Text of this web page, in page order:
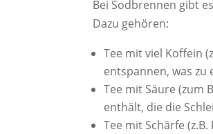
Bei Sodbrennen gibt
Dazu gehören:
Tee mit viel Koffein
entspannen, was
Tee mit Säure (zum
enthält, die die
Tee mit Schärfe